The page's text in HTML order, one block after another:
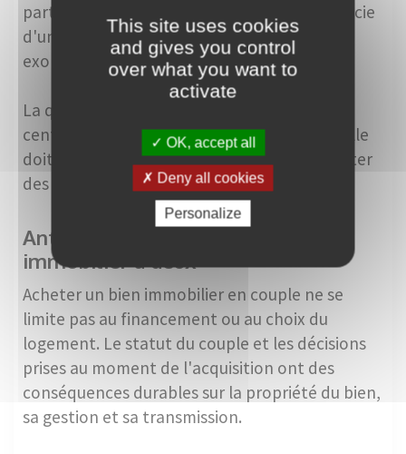
partenaire pacsé. Dans ce cas, celui-ci bénéficie
d'un avantage fiscal important : une
exonération totale dedroits de succession
La question de la transmission est donc
centrale dans un projet immobilier à deux. Elle
doit être anticipée dès l'acquisition pour éviter
des situations délicates.
Anticiper pour sécuriser son achat
immobilier à deux
Acheter un bien immobilier en couple ne se
limite pas au financement ou au choix du
logement. Le statut du couple et les décisions
prises au moment de l'acquisition ont des
conséquences durables sur la propriété du bien,
sa gestion et sa transmission.
This site uses cookies
and gives you control
over what you want to
activate
OK, accept all
Deny all cookies
Personalize